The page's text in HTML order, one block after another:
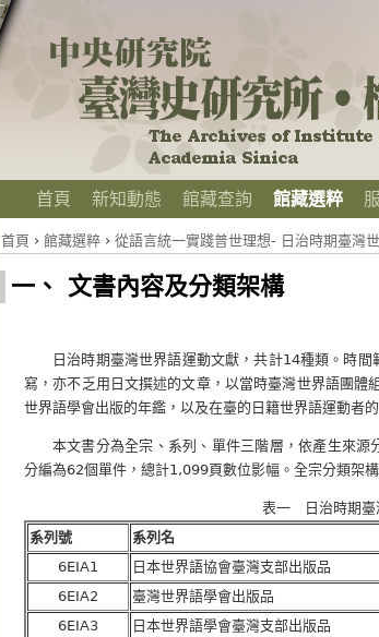
首頁 新知動態 館藏查詢 館藏選粹
首頁 › 館藏選粹› 從語言統一實踐普世理想- 日治時期臺灣
一、 文書內容及分類架構
日治時期臺灣世界語運動文獻，共計14種類。時
寫，亦不乏用日文撰述的文章，以當時臺灣世界語團
世界語學會出版的年鑑，以及在臺的日籍世界語運動者的
本文書分為全宗、系列、單件三階層，依產生來源
分編為62個單件，總計1,099頁數位影幅。全宗分類架構
表一 日治時期臺
系列號
系列名
6EIA1
日本世界語協會臺灣支部出版品
6EIA2
臺灣世界語學會出版品
6EIA3
日本世界語學會臺灣支部出版品